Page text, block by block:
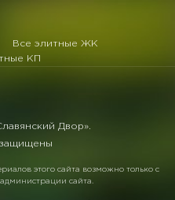
Все элитные ЖК
КП
Двор».
защищены
этого сайта возможно только с
сайта.